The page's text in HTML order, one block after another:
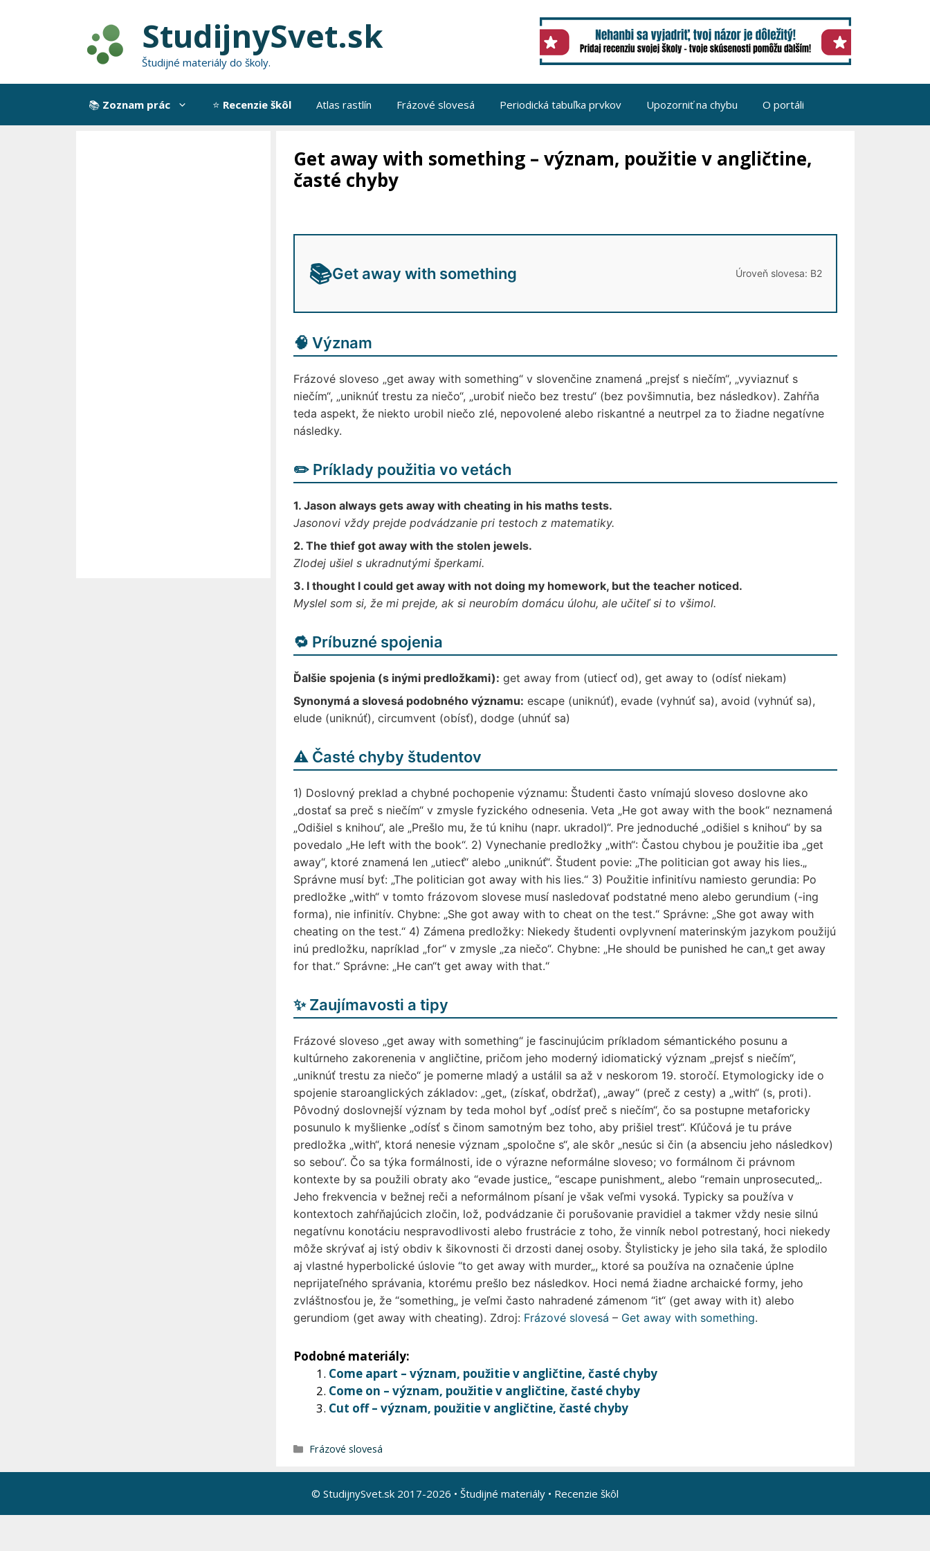
StudijnySvet.sk
Študijné materiály do školy.
📚 Zoznam prác ⭐ Recenzie škôl Atlas rastlín Frázové slovesá Periodická tabuľka prvkov Upozorniť na chybu O portáli
Get away with something – význam, použitie v angličtine,
časté chyby
📚Get away with something Úroveň slovesa: B2
🧠 Význam
Frázové sloveso „get away with something“ v slovenčine znamená „prejsť s niečím“, „vyviaznuť s
niečím“, „uniknúť trestu za niečo“, „urobiť niečo bez trestu“ (bez povšimnutia, bez následkov). Zahŕňa
teda aspekt, že niekto urobil niečo zlé, nepovolené alebo riskantné a neutrpel za to žiadne negatívne
následky.
✏️ Príklady použitia vo vetách
1. Jason always gets away with cheating in his maths tests.
Jasonovi vždy prejde podvádzanie pri testoch z matematiky.
2. The thief got away with the stolen jewels.
Zlodej ušiel s ukradnutými šperkami.
3. I thought I could get away with not doing my homework, but the teacher noticed.
Myslel som si, že mi prejde, ak si neurobím domácu úlohu, ale učiteľ si to všimol.
🔁 Príbuzné spojenia
Ďalšie spojenia (s inými predložkami): get away from (utiecť od), get away to (odísť niekam)
Synonymá a slovesá podobného významu: escape (uniknúť), evade (vyhnúť sa), avoid (vyhnúť sa),
elude (uniknúť), circumvent (obísť), dodge (uhnúť sa)
⚠️ Časté chyby študentov
1) Doslovný preklad a chybné pochopenie významu: Študenti často vnímajú sloveso doslovne ako
„dostať sa preč s niečím“ v zmysle fyzického odnesenia. Veta „He got away with the book“ neznamená
„Odišiel s knihou“, ale „Prešlo mu, že tú knihu (napr. ukradol)“. Pre jednoduché „odišiel s knihou“ by sa
povedalo „He left with the book“. 2) Vynechanie predložky „with“: Častou chybou je použitie iba „get
away“, ktoré znamená len „utiecť“ alebo „uniknúť“. Študent povie: „The politician got away his lies.„
Správne musí byť: „The politician got away with his lies.“ 3) Použitie infinitívu namiesto gerundia: Po
predložke „with“ v tomto frázovom slovese musí nasledovať podstatné meno alebo gerundium (-ing
forma), nie infinitív. Chybne: „She got away with to cheat on the test.“ Správne: „She got away with
cheating on the test.“ 4) Zámena predložky: Niekedy študenti ovplyvnení materinským jazykom použijú
inú predložku, napríklad „for“ v zmysle „za niečo“. Chybne: „He should be punished he can„t get away
for that.“ Správne: „He can“t get away with that.“
✨ Zaujímavosti a tipy
Frázové sloveso „get away with something“ je fascinujúcim príkladom sémantického posunu a
kultúrneho zakorenenia v angličtine, pričom jeho moderný idiomatický význam „prejsť s niečím“,
„uniknúť trestu za niečo“ je pomerne mladý a ustálil sa až v neskorom 19. storočí. Etymologicky ide o
spojenie staroanglických základov: „get„ (získať, obdržať), „away“ (preč z cesty) a „with“ (s, proti).
Pôvodný doslovnejší význam by teda mohol byť „odísť preč s niečím“, čo sa postupne metaforicky
posunulo k myšlienke „odísť s činom samotným bez toho, aby prišiel trest“. Kľúčová je tu práve
predložka „with“, ktorá nenesie význam „spoločne s“, ale skôr „nesúc si čin (a absenciu jeho následkov)
so sebou“. Čo sa týka formálnosti, ide o výrazne neformálne sloveso; vo formálnom či právnom
kontexte by sa použili obraty ako “evade justice„ “escape punishment„ alebo “remain unprosecuted„.
Jeho frekvencia v bežnej reči a neformálnom písaní je však veľmi vysoká. Typicky sa používa v
kontextoch zahŕňajúcich zločin, lož, podvádzanie či porušovanie pravidiel a takmer vždy nesie silnú
negatívnu konotáciu nespravodlivosti alebo frustrácie z toho, že vinník nebol potrestaný, hoci niekedy
môže skrývať aj istý obdiv k šikovnosti či drzosti danej osoby. Štylisticky je jeho sila taká, že splodilo
aj vlastné hyperbolické úslovie “to get away with murder„, ktoré sa používa na označenie úplne
neprijateľného správania, ktorému prešlo bez následkov. Hoci nemá žiadne archaické formy, jeho
zvláštnosťou je, že “something„ je veľmi často nahradené zámenom “it“ (get away with it) alebo
gerundiom (get away with cheating). Zdroj: Frázové slovesá – Get away with something.
Podobné materiály:
Come apart – význam, použitie v angličtine, časté chyby
Come on – význam, použitie v angličtine, časté chyby
Cut off – význam, použitie v angličtine, časté chyby
Kategórie
Frázové slovesá
© StudijnySvet.sk 2017-2026 • Študijné materiály • Recenzie škôl